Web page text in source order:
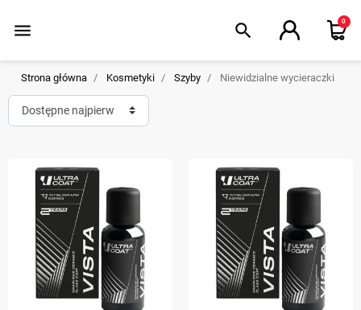
menu search 0
Strona główna Kosmetyki Szyby Niewidzialne wycieraczki